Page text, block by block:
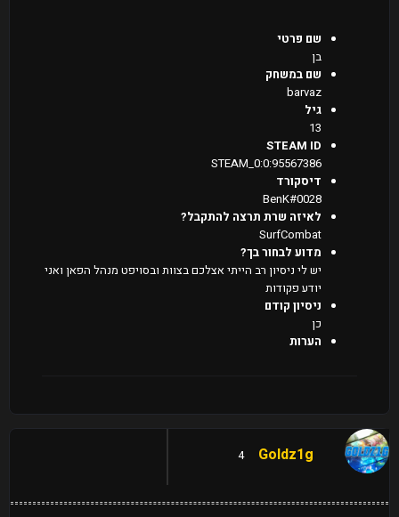
שם פרטי
בן
שם במשחק
barvaz
גיל
13
STEAM ID
STEAM_0:0:95567386
דיסקורד
BenK#0028
לאיזה שרת תרצה להתקבל?
SurfCombat
מדוע לבחור בך?
יש לי ניסיון רב הייתי אצלכם בצוות ובסויפט מנהל הפאן ואני
יודע פקודות
ניסיון קודם
כן
הערות
Goldz1g
4